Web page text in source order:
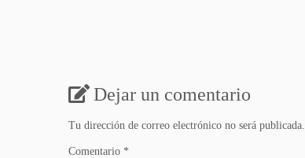
Dejar un comentario
Tu dirección de correo electrónico no será publicada.
Comentario *